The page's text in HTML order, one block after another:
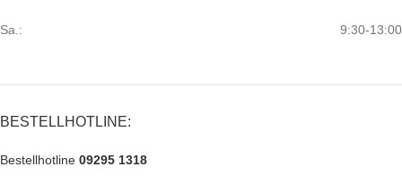
Sa.: 9:30-13:00
BESTELLHOTLINE:
Bestellhotline 09295 1318